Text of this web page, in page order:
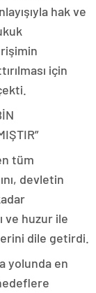
hak ve
için
tüm
devletin
ve huzur ile
dile getirdi.
yolunda en